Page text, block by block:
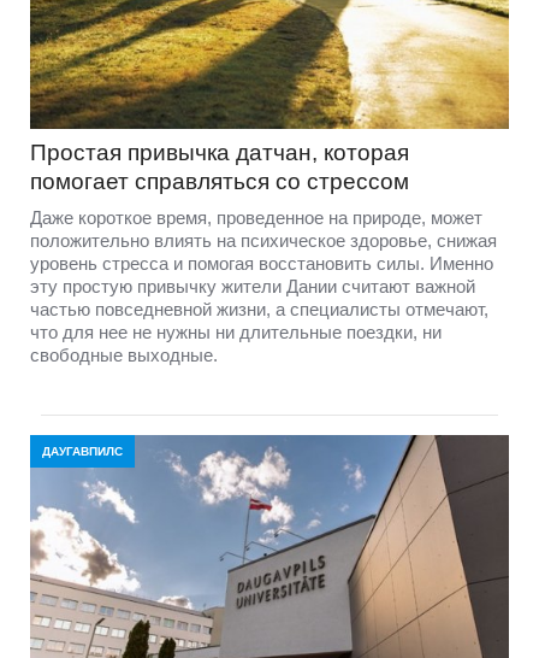
Простая привычка датчан, которая
помогает справляться со стрессом
Даже короткое время, проведенное на природе, может
положительно влиять на психическое здоровье, снижая
уровень стресса и помогая восстановить силы. Именно
эту простую привычку жители Дании считают важной
частью повседневной жизни, а специалисты отмечают,
что для нее не нужны ни длительные поездки, ни
свободные выходные.
ДАУГАВПИЛС